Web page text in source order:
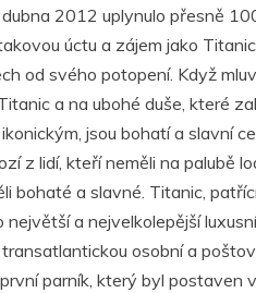
dubna 2012 uplynulo přesně
úctu a zájem jako
od svého potopení. Když
a na ubohé duše, které
jsou bohatí a slavní
z lidí, kteří neměli na palubě
bohaté a slavné. Titanic,
největší a nejvelkolepější
osobní a
parník, který byl postaven